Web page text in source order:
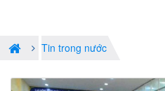
Tin trong nước